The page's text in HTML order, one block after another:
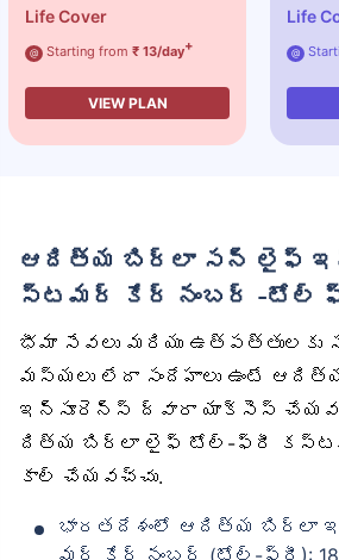
Life Cover
@ Starting from ₹ 13/day+
VIEW PLAN
Life
@
ఆదిత్య బిర్లా సన్ లైఫ్ ఇన్సూరెన్స్ క
స్టమర్ కేర్ నంబర్ -టోల్
భీమా సేవలు మరియు ఉత్పత్తులకు
మస్యలు లేదా సందేహాలు ఉంటే
ఇన్సూరెన్స్ ద్వారా యాక్సెస్
దిత్య బిర్లా లైఫ్ టోల్-ఫ్రీ
కాల్ చేయవచ్చు.
భారతదేశంలో ఆదిత్య బిర్లా